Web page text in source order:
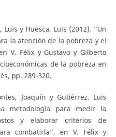
y Huesca, Luis (2012), “Un
la atención de la pobreza y el
V. Félix y Gustavo y Gilberto
de la pobreza en
pp. 289-320.
Joaquín y Gutiérrez, Luis
metodología para medir la
y elaborar criterios de
combatirla”, en V. Félix y